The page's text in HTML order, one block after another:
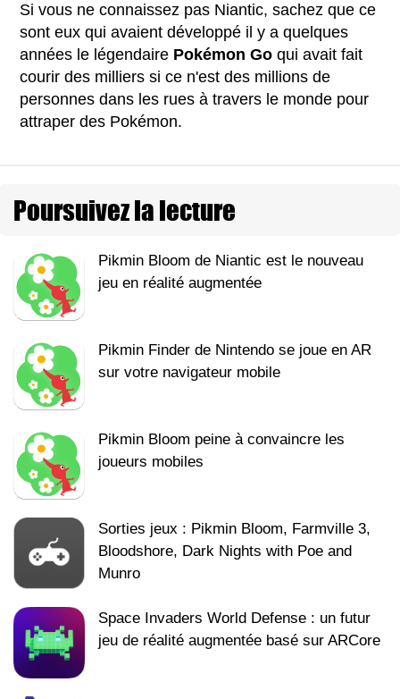
Si vous ne connaissez pas Niantic, sachez que ce
sont eux qui avaient développé il y a quelques
années le légendaire Pokémon Go qui avait fait
courir des milliers si ce n'est des millions de
personnes dans les rues à travers le monde pour
attraper des Pokémon.
Poursuivez la lecture
Pikmin Bloom de Niantic est le nouveau
jeu en réalité augmentée
Pikmin Finder de Nintendo se joue en AR
sur votre navigateur mobile
Pikmin Bloom peine à convaincre les
joueurs mobiles
Sorties jeux : Pikmin Bloom, Farmville 3,
Bloodshore, Dark Nights with Poe and
Munro
Space Invaders World Defense : un futur
jeu de réalité augmentée basé sur ARCore